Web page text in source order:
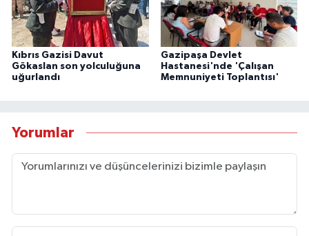
Kıbrıs Gazisi Davut
Gökaslan son yolculuğuna
uğurlandı
Gazipaşa Devlet
Hastanesi'nde 'Çalışan
Memnuniyeti Toplantısı'
Yorumlar